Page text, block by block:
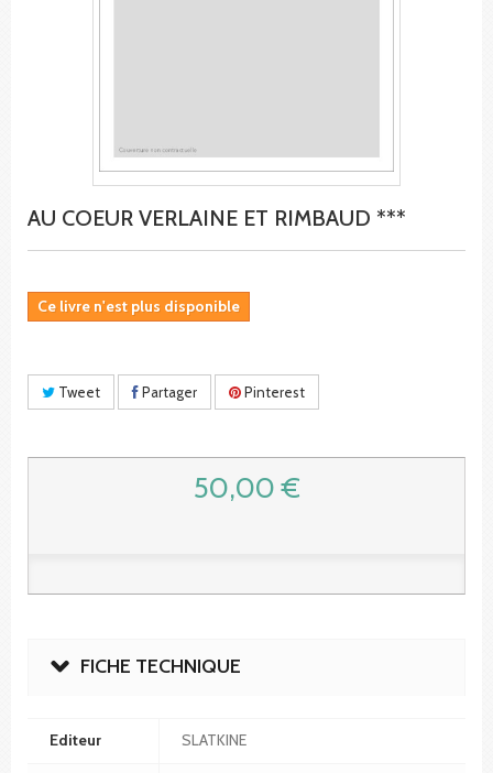
AU COEUR VERLAINE ET RIMBAUD ***
Ce livre n'est plus disponible
Tweet Partager Pinterest
50,00 €
FICHE TECHNIQUE
Editeur SLATKINE